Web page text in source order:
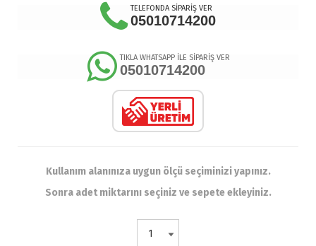
TELEFONDA SİPARİŞ VER
05010714200
TIKLA WHATSAPP İLE SİPARİŞ VER
05010714200
Kullanım alanınıza uygun ölçü seçiminizi yapınız.
Sonra adet miktarını seçiniz ve sepete ekleyiniz.